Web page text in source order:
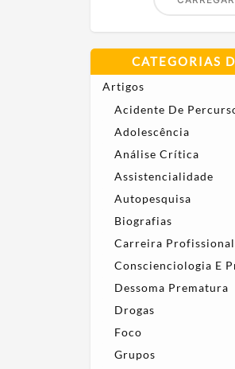
CATEGORIAS
Artigos
Acidente De
Adolescência
Análise Crítica
Assistencialidade
Autopesquisa
Biografias
Carreira Profissional
Conscienciologia E
Dessoma Prematura
Drogas
Foco
Grupos